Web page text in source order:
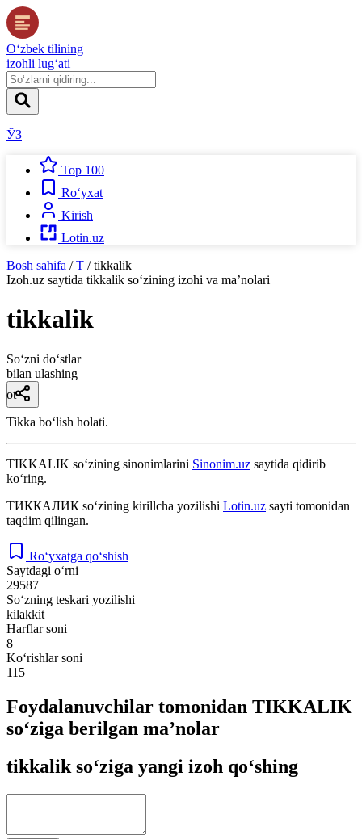
O‘zbek tilining
izohli lug‘ati
ЎЗ
Top 100
Ro‘yxat
Kirish
Lotin.uz
Bosh sahifa / T / tikkalik
Izoh.uz saytida tikkalik so‘zining izohi va ma’nolari
tikkalik
So‘zni do‘stlar
bilan ulashing
ot
Tikka boʻlish holati.
TIKKALIK so‘zining sinonimlarini Sinonim.uz saytida qidirib
ko‘ring.
ТИККАЛИК so‘zining kirillcha yozilishi Lotin.uz sayti tomonidan
taqdim qilingan.
Ro‘yxatga qo‘shish
Saytdagi o‘rni
29587
So‘zning teskari yozilishi
kilakkit
Harflar soni
8
Ko‘rishlar soni
115
Foydalanuvchilar tomonidan TIKKALIK
so‘ziga berilgan ma’nolar
tikkalik so‘ziga yangi izoh qo‘shing